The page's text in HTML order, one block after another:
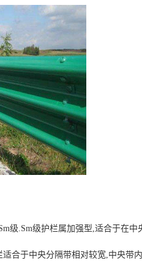
.Sm级护栏属加强型,适合于在中
合于中央分隔带相对较宽,中央带